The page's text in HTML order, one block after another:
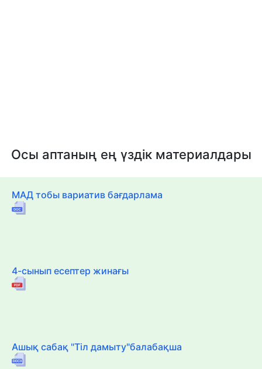
Осы аптаның ең үздік материалдары
МАД тобы вариатив бағдарлама
4-сынып есептер жинағы
Ашық сабақ "Тіл дамыту"балабақша